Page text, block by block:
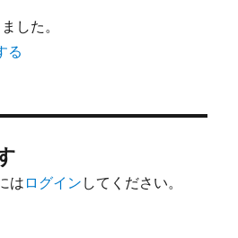
した。
る
はログイン してください。